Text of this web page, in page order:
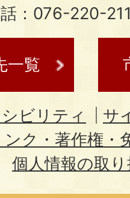
：076-220-
一覧
ビリティ
サ
ンク・著作権・
個人情報の取